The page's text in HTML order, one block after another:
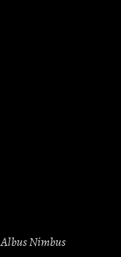
Albus Nimbus